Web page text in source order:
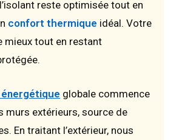
reste optimisée tout en
confort thermique idéal. Votre
mieux tout en restant
globale commence
murs extérieurs, source de
En traitant l’extérieur, nous